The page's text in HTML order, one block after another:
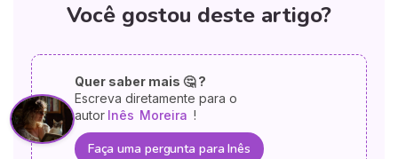
Você gostou deste artigo?
Quer saber mais 🤔 ?
Escreva diretamente para o
autor Inês Moreira !
Faça uma pergunta para Inês